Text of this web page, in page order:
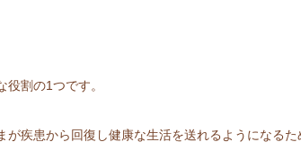
割の1つです。
疾患から回復し健康な生活を送れるようになるた